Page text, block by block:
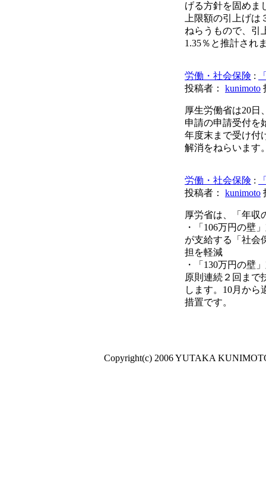
げる方針を固めま
上限額の引上げ
ねらうもので、引
1.35％と推計され
労働・社会保険 :
投稿者： kunimoto
厚生労働省は20日
申請の申請受付を
年度末まで受け付
解消をねらいます
労働・社会保険 :
投稿者： kunimoto
厚労省は、「年収
・「106万円の壁
が支給する「社会
担を軽減
・「130万円の壁
原則連続２回まで
します。10月から
措置です。
Copyright(c) 2006 YUTAKA